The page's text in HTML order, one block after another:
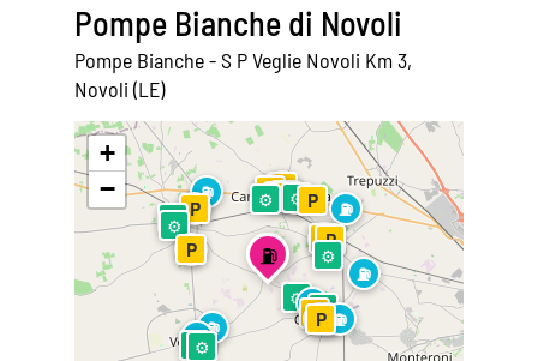
Pompe Bianche di Novoli
Pompe Bianche - S P Veglie Novoli Km 3,
Novoli (LE)
⛽
⛽
⛽
⛽
⛽
⛽
⛽
⛽
⛽
⛽⛽
⛽
⛽
⛽ ⛽
⛽
PP
PP
P
P
P P
P
P
⚙
⚙
⚙
⚙ ⚙⚙
⚙
⚙
⚙
⚙
+
−